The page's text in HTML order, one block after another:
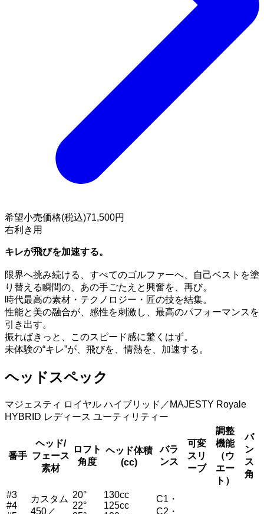
希望小売価格(税込)71,500円
右利き用
キレが飛びを加速する。
限界へ挑み続ける、すべてのゴルファーへ、自己ベストを塗
り替える瞬間の、あの手ごたえと興奮を、再び。
時代最高の素材・テクノロジー・匠の技を結集。
性能と美の融合が、感性を刺激し、最高のパフォーマンスを
引き出す。
振ればきっと、このスピード感に驚くはず。
未体験の“キレ”が、飛びを、情熱を、加速する。
ヘッドスペック
マジェスティ ロイヤル ハイブリッド／MAJESTY Royale
HYBRID レディース ユーティリティー
番手
ヘッド/
フェース
素材
ロフト
角度
ヘッド体積
(cc)
バラ
ンス
可変
スリ
ーブ
調整
機能
（ウ
エー
ト）
バ
ン
ス
角
#3
#4
カスタム
450／
20°
22°
130cc
125cc
C1・
C2・